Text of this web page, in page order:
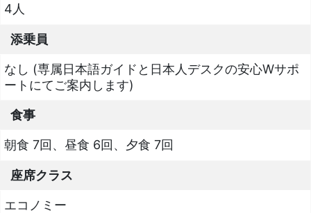
4人
添乗員
なし (専属日本語ガイドと日本人デスクの安心Wサポ
ートにてご案内します)
食事
朝食 7回、昼食 6回、夕食 7回
座席クラス
エコノミー